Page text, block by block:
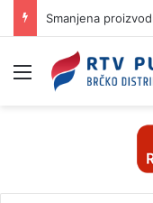
Izbornik